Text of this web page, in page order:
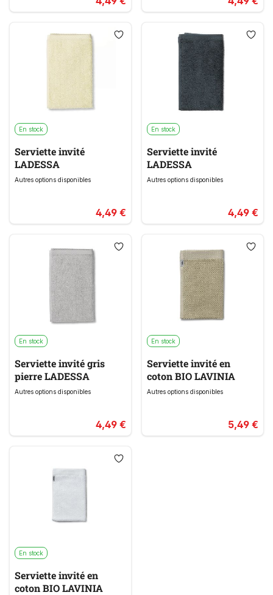
En stock
Serviette invité
LADESSA
Autres options disponibles
4,49 €
En stock
Serviette invité
LADESSA
Autres options disponibles
4,49 €
En stock
Serviette invité gris
pierre LADESSA
Autres options disponibles
4,49 €
En stock
Serviette invité en
coton BIO LAVINIA
Autres options disponibles
5,49 €
En stock
Serviette invité en
coton BIO LAVINIA